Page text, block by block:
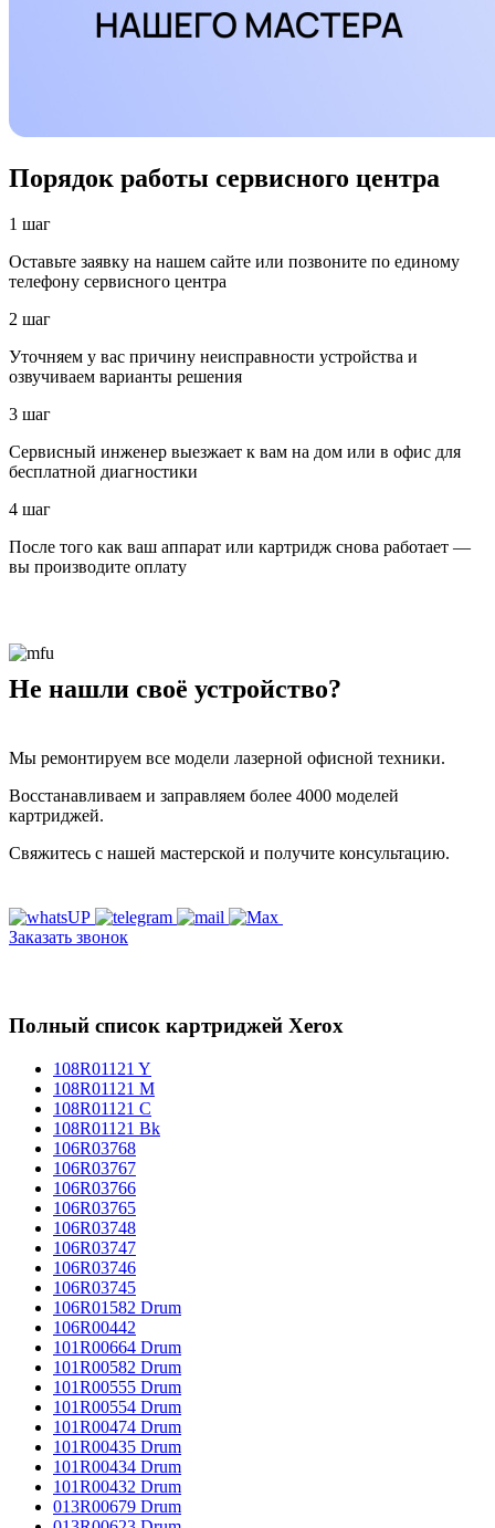
Порядок работы сервисного центра
1 шаг
Оставьте заявку на нашем сайте или позвоните по единому
телефону сервисного центра
2 шаг
Уточняем у вас причину неисправности устройства и
озвучиваем варианты решения
3 шаг
Сервисный инженер выезжает к вам на дом или в офис для
бесплатной диагностики
4 шаг
После того как ваш аппарат или картридж снова работает —
вы производите оплату
Не нашли своё устройство?
Мы ремонтируем все модели лазерной офисной техники.
Восстанавливаем и заправляем более 4000 моделей
картриджей.
Свяжитесь с нашей мастерской и получите консультацию.
Заказать звонок
Полный список картриджей Xerox
108R01121 Y
108R01121 M
108R01121 C
108R01121 Bk
106R03768
106R03767
106R03766
106R03765
106R03748
106R03747
106R03746
106R03745
106R01582 Drum
106R00442
101R00664 Drum
101R00582 Drum
101R00555 Drum
101R00554 Drum
101R00474 Drum
101R00435 Drum
101R00434 Drum
101R00432 Drum
013R00679 Drum